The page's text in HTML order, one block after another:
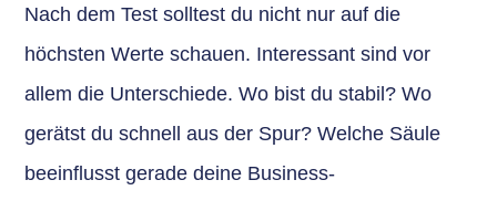
Nach dem Test solltest du nicht nur auf die
höchsten Werte schauen. Interessant sind vor
allem die Unterschiede. Wo bist du stabil? Wo
gerätst du schnell aus der Spur? Welche Säule
beeinflusst gerade deine Business-